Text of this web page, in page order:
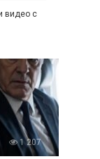
видео с
1 207